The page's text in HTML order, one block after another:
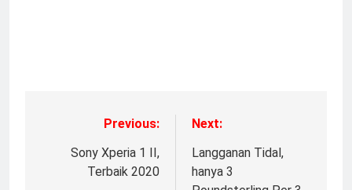
Previous:
Sony Xperia 1 II,
Terbaik 2020
Next:
Langganan Tidal,
hanya 3